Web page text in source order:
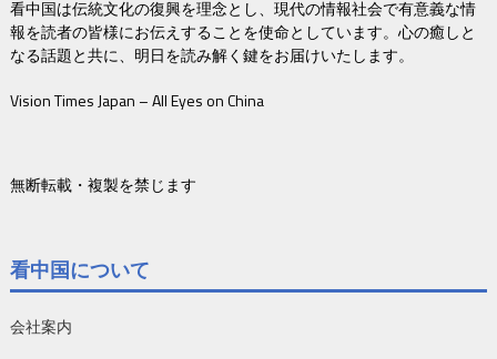
看中国は伝統文化の復興を理念とし、現代の情報社会で有意義な情
報を読者の皆様にお伝えすることを使命としています。心の癒しと
なる話題と共に、明日を読み解く鍵をお届けいたします。
Vision Times Japan – All Eyes on China
無断転載・複製を禁じます
看中国について
会社案内